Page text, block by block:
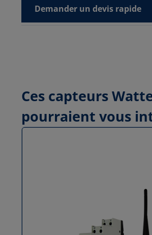
Demander un devis rapide
Ces capteurs
pourraient vous